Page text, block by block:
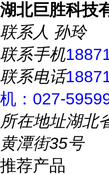
湖北巨胜科技
联系人 孙玲
联系手机
联系电话
机：027-
所在地址湖北
黄潭街35号
推荐产品